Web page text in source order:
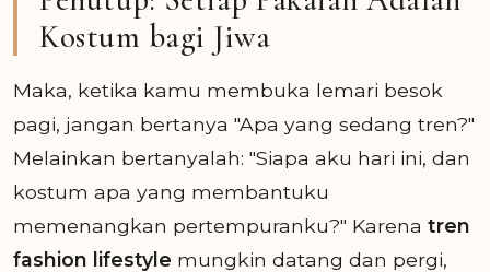
Kostum bagi Jiwa
Maka, ketika kamu membuka lemari besok
pagi, jangan bertanya "Apa yang sedang tren?"
Melainkan bertanyalah: "Siapa aku hari ini, dan
kostum apa yang membantuku
memenangkan pertempuranku?" Karena tren
fashion lifestyle mungkin datang dan pergi,